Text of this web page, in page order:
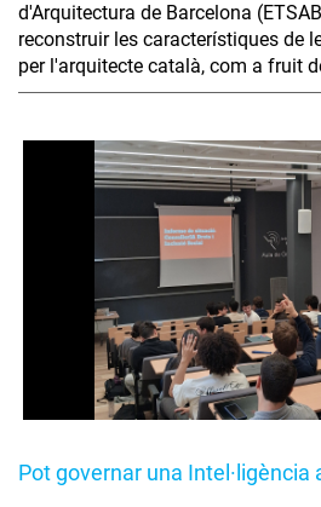
d'Arquitectura de Barcelona
reconstruir les característiques de
per l'arquitecte català, com a fruit
Pot governar una Intel·ligència